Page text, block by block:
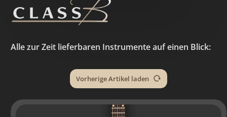
Alle zur Zeit lieferbaren Instrumente auf einen Blick:
Vorherige Artikel laden